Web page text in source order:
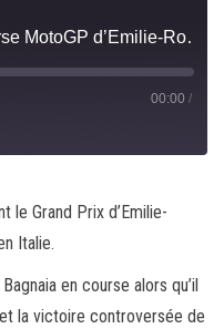
CQEP – 173 – La course MotoGP d’Emilie-Romagne 2024 (EMI)
00:00 /
le Grand Prix d’Emilie-
Italie.
en course alors qu’il
la victoire controversée de